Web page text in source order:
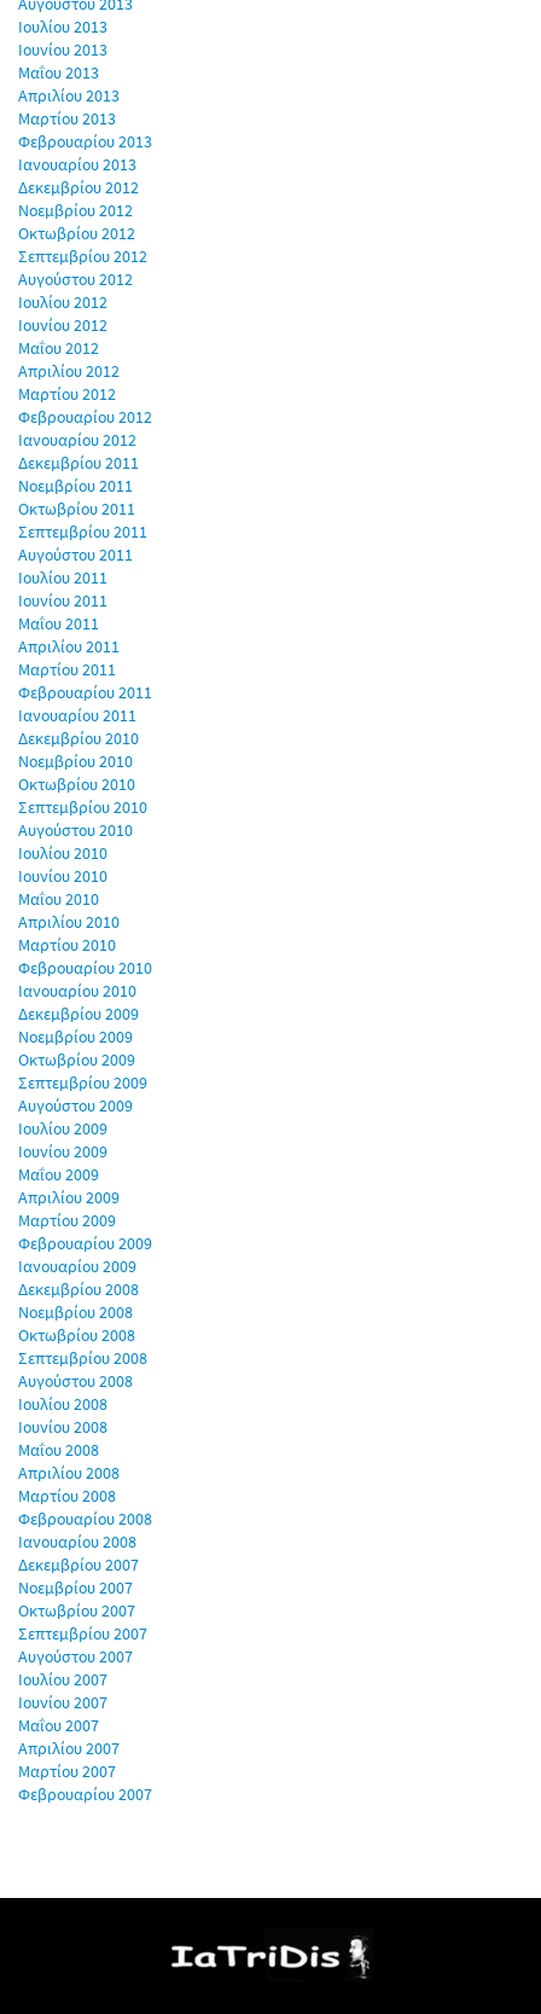
Ιουλίου 2013
Ιουνίου 2013
Μαΐου 2013
Απριλίου 2013
Μαρτίου 2013
Φεβρουαρίου 2013
Ιανουαρίου 2013
Δεκεμβρίου 2012
Νοεμβρίου 2012
Οκτωβρίου 2012
Σεπτεμβρίου 2012
Αυγούστου 2012
Ιουλίου 2012
Ιουνίου 2012
Μαΐου 2012
Απριλίου 2012
Μαρτίου 2012
Φεβρουαρίου 2012
Ιανουαρίου 2012
Δεκεμβρίου 2011
Νοεμβρίου 2011
Οκτωβρίου 2011
Σεπτεμβρίου 2011
Αυγούστου 2011
Ιουλίου 2011
Ιουνίου 2011
Μαΐου 2011
Απριλίου 2011
Μαρτίου 2011
Φεβρουαρίου 2011
Ιανουαρίου 2011
Δεκεμβρίου 2010
Νοεμβρίου 2010
Οκτωβρίου 2010
Σεπτεμβρίου 2010
Αυγούστου 2010
Ιουλίου 2010
Ιουνίου 2010
Μαΐου 2010
Απριλίου 2010
Μαρτίου 2010
Φεβρουαρίου 2010
Ιανουαρίου 2010
Δεκεμβρίου 2009
Νοεμβρίου 2009
Οκτωβρίου 2009
Σεπτεμβρίου 2009
Αυγούστου 2009
Ιουλίου 2009
Ιουνίου 2009
Μαΐου 2009
Απριλίου 2009
Μαρτίου 2009
Φεβρουαρίου 2009
Ιανουαρίου 2009
Δεκεμβρίου 2008
Νοεμβρίου 2008
Οκτωβρίου 2008
Σεπτεμβρίου 2008
Αυγούστου 2008
Ιουλίου 2008
Ιουνίου 2008
Μαΐου 2008
Απριλίου 2008
Μαρτίου 2008
Φεβρουαρίου 2008
Ιανουαρίου 2008
Δεκεμβρίου 2007
Νοεμβρίου 2007
Οκτωβρίου 2007
Σεπτεμβρίου 2007
Αυγούστου 2007
Ιουλίου 2007
Ιουνίου 2007
Μαΐου 2007
Απριλίου 2007
Μαρτίου 2007
Φεβρουαρίου 2007